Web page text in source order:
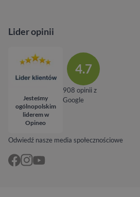
Odwiedź nasze media społecznościowe
Lider opinii
Jesteśmy
ogólnopolskim
liderem w
Opineo
4.7
908 opinii z
Google